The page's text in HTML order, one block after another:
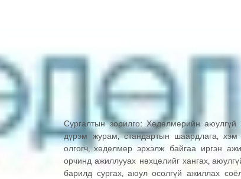
Сургалтын зорилго: Хөдөлмөрийн
дүрэм журам, стандартын шаардлага,
олгогч, хөдөлмөр эрхэлж байгаа иргэн
орчинд ажиллууах нөхцөлийг хангах,
барилд сургах, аюул осолгүй ажиллах